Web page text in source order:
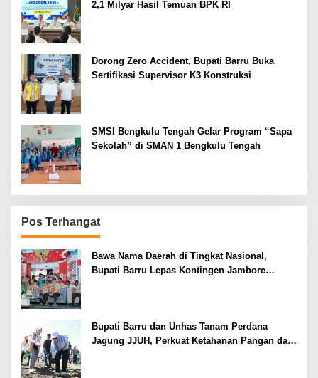
2,1 Milyar Hasil Temuan BPK RI
Dorong Zero Accident, Bupati Barru Buka
Sertifikasi Supervisor K3 Konstruksi
SMSI Bengkulu Tengah Gelar Program “Sapa
Sekolah” di SMAN 1 Bengkulu Tengah
Pos Terhangat
Bawa Nama Daerah di Tingkat Nasional,
Bupati Barru Lepas Kontingen Jambore
Bupati Barru dan Unhas Tanam Perdana
Jagung JJUH, Perkuat Ketahanan Pangan dan